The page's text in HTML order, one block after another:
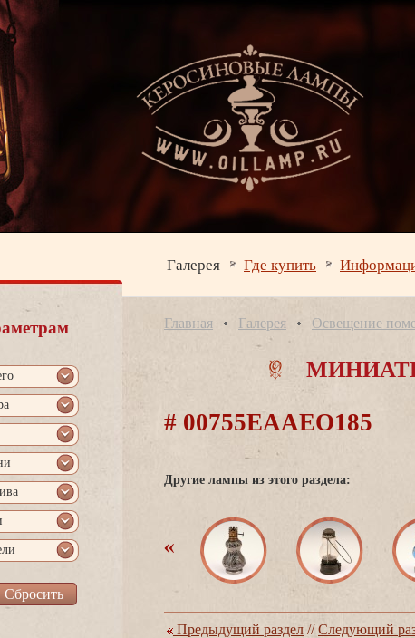
Галерея Где купить
Главная Галерея Освещение
# 00755EAAEO185
Другие лампы из этого раздела:
Предыдущий раздел //Следующий